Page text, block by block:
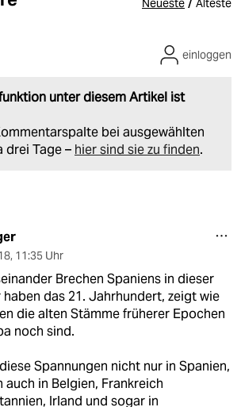
Neueste Älteste
unter diesem Artikel ist
bei ausgewählten
drei Tage – hier sind sie zu finden.
einloggen
, 11:35 Uhr
Brechen Spaniens in dieser
haben das 21. Jahrhundert, zeigt wie
die alten Stämme früherer Epochen
noch sind.
Spannungen nicht nur in Spanien,
auch in Belgien, Frankreich
Irland und sogar in